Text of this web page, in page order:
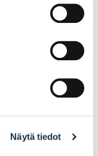
Näytä tiedot
Lisää tilauskoriin